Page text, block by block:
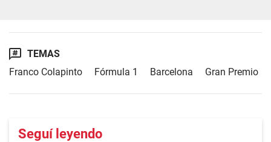
TEMAS
Franco Colapinto
Fórmula 1 Barcelona Gran Premio
Seguí leyendo